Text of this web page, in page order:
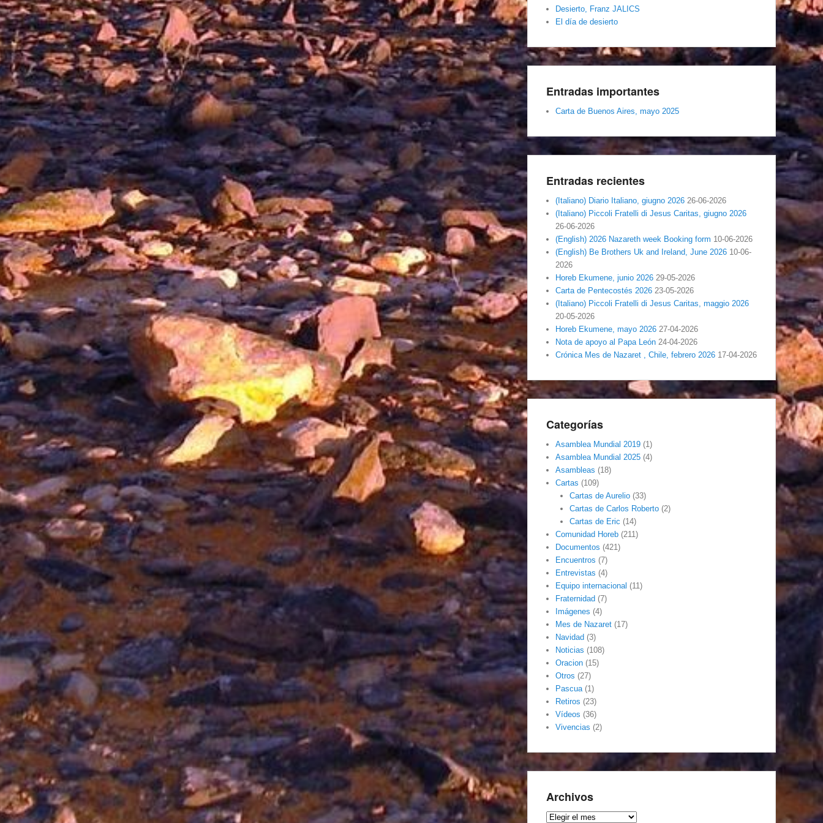
Desierto, Franz JALICS
El día de desierto
Entradas importantes
Carta de Buenos Aires, mayo 2025
Entradas recientes
(Italiano) Diario Italiano, giugno 2026 26-06-2026
(Italiano) Piccoli Fratelli di Jesus Caritas, giugno 2026
26-06-2026
(English) 2026 Nazareth week Booking form 10-06-2026
(English) Be Brothers Uk and Ireland, June 2026 10-06-
2026
Horeb Ekumene, junio 2026 29-05-2026
Carta de Pentecostés 2026 23-05-2026
(Italiano) Piccoli Fratelli di Jesus Caritas, maggio 2026
20-05-2026
Horeb Ekumene, mayo 2026 27-04-2026
Nota de apoyo al Papa León 24-04-2026
Crónica Mes de Nazaret , Chile, febrero 2026 17-04-2026
Categorías
Asamblea Mundial 2019 (1)
Asamblea Mundial 2025 (4)
Asambleas (18)
Cartas (109)
Cartas de Aurelio(33)
Cartas de Carlos Roberto(2)
Cartas de Eric (14)
Comunidad Horeb (211)
Documentos (421)
Encuentros (7)
Entrevistas (4)
Equipo internacional (11)
Fraternidad (7)
Imágenes (4)
Mes de Nazaret (17)
Navidad (3)
Noticias (108)
Oracion (15)
Otros (27)
Pascua(1)
Retiros (23)
Vídeos (36)
Vivencias (2)
Archivos
Archivos